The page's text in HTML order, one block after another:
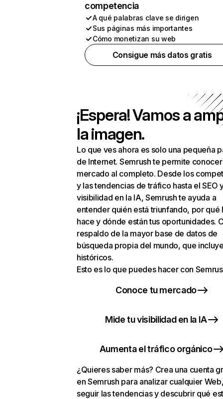
competencia
A qué palabras clave se dirigen
Sus páginas más importantes
Cómo monetizan su web
Consigue más datos gratis
¡Espera! Vamos a
la imagen.
Lo que ves ahora es solo una pequeña
de Internet. Semrush te permite
mercado al completo. Desde los
y las tendencias de tráfico hasta el SEO
visibilidad en la IA, Semrush te ayuda a
entender quién está triunfando, por qué
hace y dónde están tus oportunidades.
respaldo de la mayor base de datos de
búsqueda propia del mundo, que
históricos.
Esto es lo que puedes hacer con
Conoce tu mercado
Mide tu visibilidad en la IA
Aumenta el tráfico orgánico
¿Quieres saber más? Crea una cuenta
en Semrush para analizar cualquier
seguir las tendencias y descubrir qué